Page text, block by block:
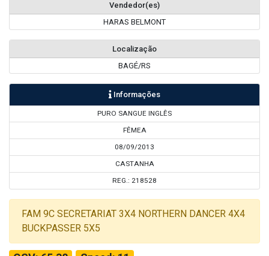
Vendedor(es)
HARAS BELMONT
Localização
BAGÉ/RS
Informações
PURO SANGUE INGLÊS
FÊMEA
08/09/2013
CASTANHA
REG.: 218528
FAM 9C SECRETARIAT 3X4 NORTHERN DANCER 4X4
BUCKPASSER 5X5